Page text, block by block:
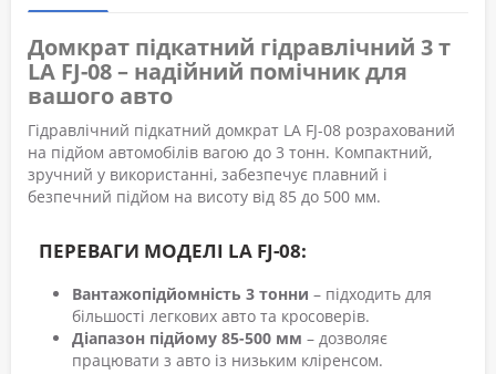
Домкрат підкатний гідравлічний 3 т
LA FJ-08 – надійний помічник для
вашого авто
Гідравлічний підкатний домкрат LA FJ-08 розрахований
на підйом автомобілів вагою до 3 тонн. Компактний,
зручний у використанні, забезпечує плавний і
безпечний підйом на висоту від 85 до 500 мм.
ПЕРЕВАГИ МОДЕЛІ LA FJ-08:
Вантажопідйомність 3 тонни – підходить для
більшості легкових авто та кросоверів.
Діапазон підйому 85-500 мм – дозволяє
працювати з авто із низьким кліренсом.